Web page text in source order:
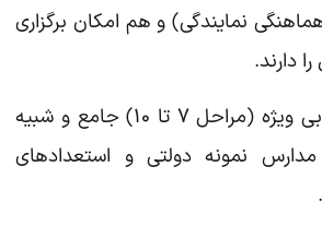
نمایندگی) و هم امکان برگزاری
دارند.
۴ مرحله آخر ارزشیابی ویژه (مراحل ۷ تا ۱۰) جامع و شبیه
نمونه دولتی و استعدادهای